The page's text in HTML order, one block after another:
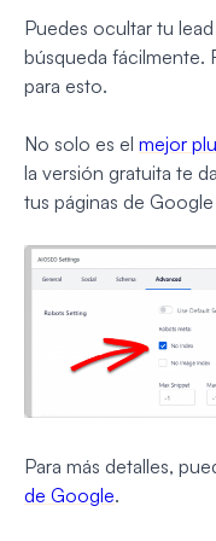
Puedes ocultar tu
búsqueda fácilmente.
para esto.
No solo es el mejor
la versión gratuita te
tus páginas de
Para más detalles,
de Google.